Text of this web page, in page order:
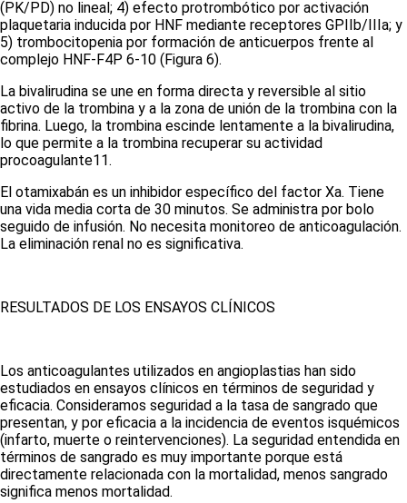
(PK/PD) no lineal; 4) efecto protrombótico por activación
plaquetaria inducida por HNF mediante receptores GPIIb/IIIa; y
5) trombocitopenia por formación de anticuerpos frente al
complejo HNF-F4P 6-10 (Figura 6).
La bivalirudina se une en forma directa y reversible al sitio
activo de la trombina y a la zona de unión de la trombina con la
fibrina. Luego, la trombina escinde lentamente a la bivalirudina,
lo que permite a la trombina recuperar su actividad
procoagulante11.
El otamixabán es un inhibidor específico del factor Xa. Tiene
una vida media corta de 30 minutos. Se administra por bolo
seguido de infusión. No necesita monitoreo de anticoagulación.
La eliminación renal no es significativa.
RESULTADOS DE LOS ENSAYOS CLÍNICOS
Los anticoagulantes utilizados en angioplastias han sido
estudiados en ensayos clínicos en términos de seguridad y
eficacia. Consideramos seguridad a la tasa de sangrado que
presentan, y por eficacia a la incidencia de eventos isquémicos
(infarto, muerte o reintervenciones). La seguridad entendida en
términos de sangrado es muy importante porque está
directamente relacionada con la mortalidad, menos sangrado
significa menos mortalidad.